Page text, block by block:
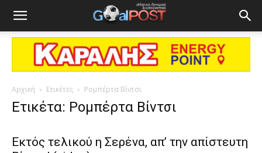
Αρχική Ετικέτες Ρομπέρτα Βίντσι
Ετικέτα: Ρομπέρτα Βίντσι
Εκτός τελικού η Σερένα, απ’ την απίστευτη